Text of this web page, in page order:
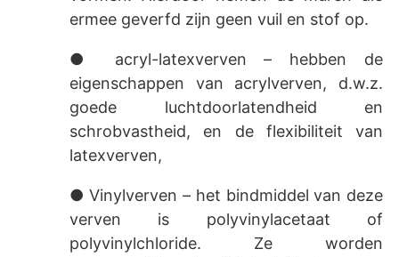
ermee geverfd zijn geen vuil en stof op.
● acryl-latexverven – hebben de
eigenschappen van acrylverven, d.w.z.
goede luchtdoorlatendheid en
schrobvastheid, en de flexibiliteit van
latexverven,
● Vinylverven – het bindmiddel van deze
verven is polyvinylacetaat of
polyvinylchloride. Ze worden